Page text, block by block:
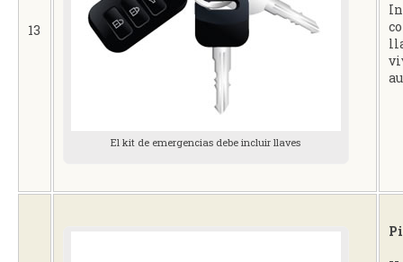
13
El kit de emergencias debe incluir llaves